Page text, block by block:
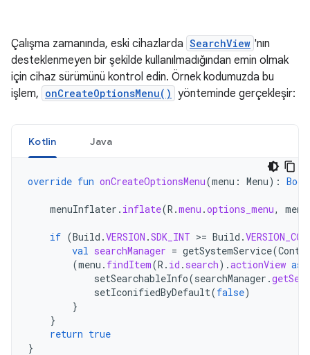
Çalışma zamanında, eski cihazlarda SearchView 'nın
desteklenmeyen bir şekilde kullanılmadığından emin olmak
için cihaz sürümünü kontrol edin. Örnek kodumuzda bu
işlem, onCreateOptionsMenu() yönteminde gerçekleşir:
Kotlin Java
override fun onCreateOptionsMenu(menu : Menu):
menuInflater . inflate(R .menu .options_menu, menu
if (Build .VERSION .SDK_INT >= Build .
val searchManager = getSystemService(
(menu . findItem(R . id . search).actionView as
setSearchableInfo(searchManager .
setIconifiedByDefault(false)
}
}
return true
}